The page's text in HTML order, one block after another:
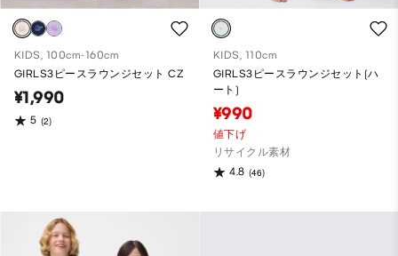
KIDS, 100cm-160cm
GIRLS3ピースラウンジセット CZ
¥1,990
5 (2)
KIDS, 110cm
GIRLS3ピースラウンジセット(ハ
ート)
¥990
値下げ
リサイクル素材
4.8 (46)